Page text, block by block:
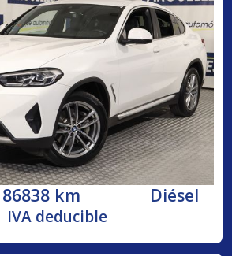
86838 km Diésel
IVA deducible